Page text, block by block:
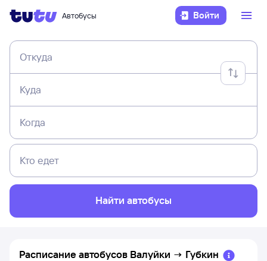
Автобусы Войти
Откуда
Куда
Когда
Кто едет
Найти автобусы
Расписание автобусов Валуйки → Губкин